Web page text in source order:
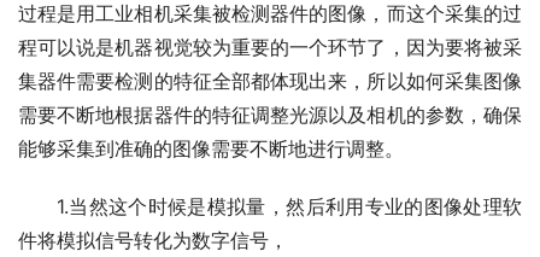
过程是用工业相机采集被检测器件的图像，而这个采集的过
程可以说是机器视觉较为重要的一个环节了，因为要将被采
集器件需要检测的特征全部都体现出来，所以如何采集图像
需要不断地根据器件的特征调整光源以及相机的参数，确保
能够采集到准确的图像需要不断地进行调整。
1.当然这个时候是模拟量，然后利用专业的图像处理软
件将模拟信号转化为数字信号，